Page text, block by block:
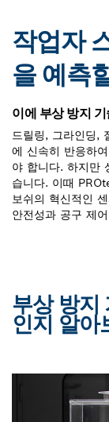
작업자
을 예측
이에 부상 방지
드릴링, 그라인딩,
에 신속히 반응하
야 합니다. 하지만
습니다. 이때
보쉬의 혁신적인
안전성과 공구 제
부상 방지
인지 알아